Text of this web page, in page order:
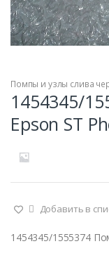
Помпы и узлы слива
1454345/
Epson ST
Добавить в
1454345/1555374